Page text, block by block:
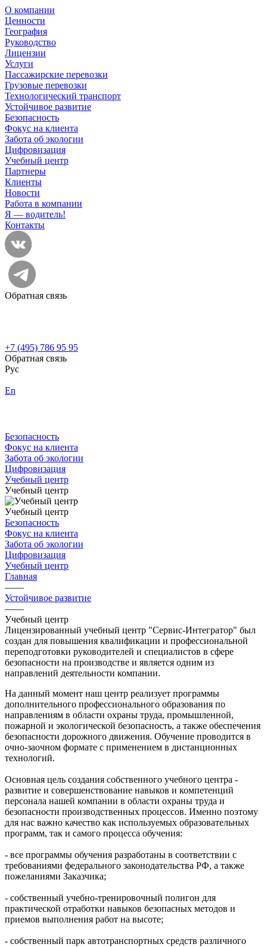
О компании
Ценности
География
Руководство
Лицензии
Услуги
Пассажирские перевозки
Грузовые перевозки
Технологический транспорт
Устойчивое развитие
Безопасность
Фокус на клиента
Забота об экологии
Цифровизация
Учебный центр
Партнеры
Клиенты
Новости
Работа в компании
Я — водитель!
Контакты
Обратная связь
+7 (495) 786 95 95
Обратная связь
Рус
En
Безопасность
Фокус на клиента
Забота об экологии
Цифровизация
Учебный центр
Учебный центр
Учебный центр
Безопасность
Фокус на клиента
Забота об экологии
Цифровизация
Учебный центр
Главная
——
Устойчивое развитие
——
Учебный центр
Лицензированный учебный центр "Сервис-Интегратор" был
создан для повышения квалификации и профессиональной
переподготовки руководителей и специалистов в сфере
безопасности на производстве и является одним из
направлений деятельности компании.
На данный момент наш центр реализует программы
дополнительного профессионального образования по
направлениям в области охраны труда, промышленной,
пожарной и экологической безопасность, а также обеспечения
безопасности дорожного движения. Обучение проводится в
очно-заочном формате с применением в дистанционных
технологий.
Основная цель создания собственного учебного центра -
развитие и совершенствование навыков и компетенций
персонала нашей компании в области охраны труда и
безопасности производственных процессов. Именно поэтому
для нас важно качество как используемых образовательных
программ, так и самого процесса обучения:
- все программы обучения разработаны в соответствии с
требованиями федерального законодательства РФ, а также
пожеланиями Заказчика;
- собственный учебно-тренировочный полигон для
практической отработки навыков безопасных методов и
приемов выполнения работ на высоте;
- собственный парк автотранспортных средств различного